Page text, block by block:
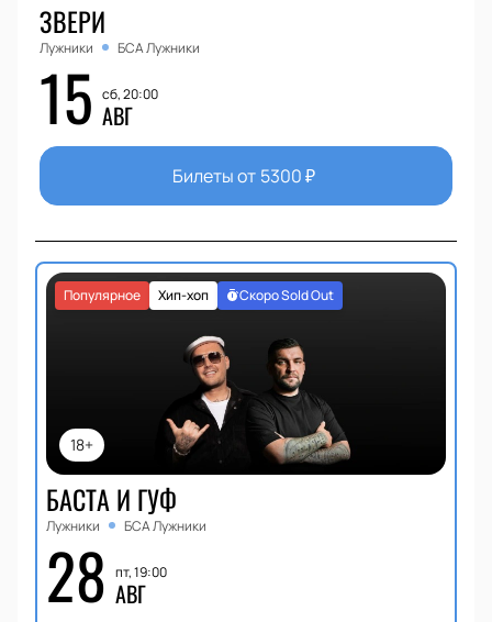
ЗВЕРИ
Лужники БСА Лужники
15 сб, 20:00
АВГ
Билеты от 5300₽
18+
Хип-хоп
Популярное Скоро Sold Out
БАСТА И ГУФ
Лужники БСА Лужники
28 пт, 19:00
АВГ